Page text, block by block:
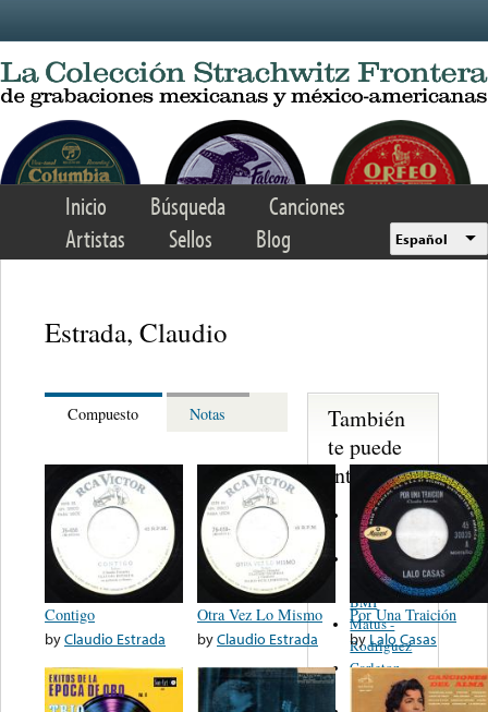
Inicio Búsqueda
Canciones
Artistas
Sellos Blog Español
Estrada, Claudio
Compuesto Notas
Contigo
byClaudio Estrada
Otra Vez Lo Mismo
byClaudio Estrada
Por Una Traición
byLalo Casas
También
te puede
interesar...
Martinez,
Felipe
Performance
Music Co.
BMI
Matus -
Rodriguez
Carleton -
Dixon